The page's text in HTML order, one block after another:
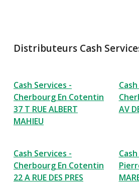
Distributeurs Cash
Cash Services -
Cherbourg En Cotentin
37 T RUE ALBERT
MAHIEU
AV
Cash Services -
Cherbourg En Cotentin
22 A RUE DES PRES